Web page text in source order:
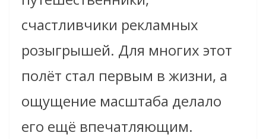
счастливчики рекламных
розыгрышей. Для многих этот
полёт стал первым в жизни, а
ощущение масштаба делало
его ещё впечатляющим.